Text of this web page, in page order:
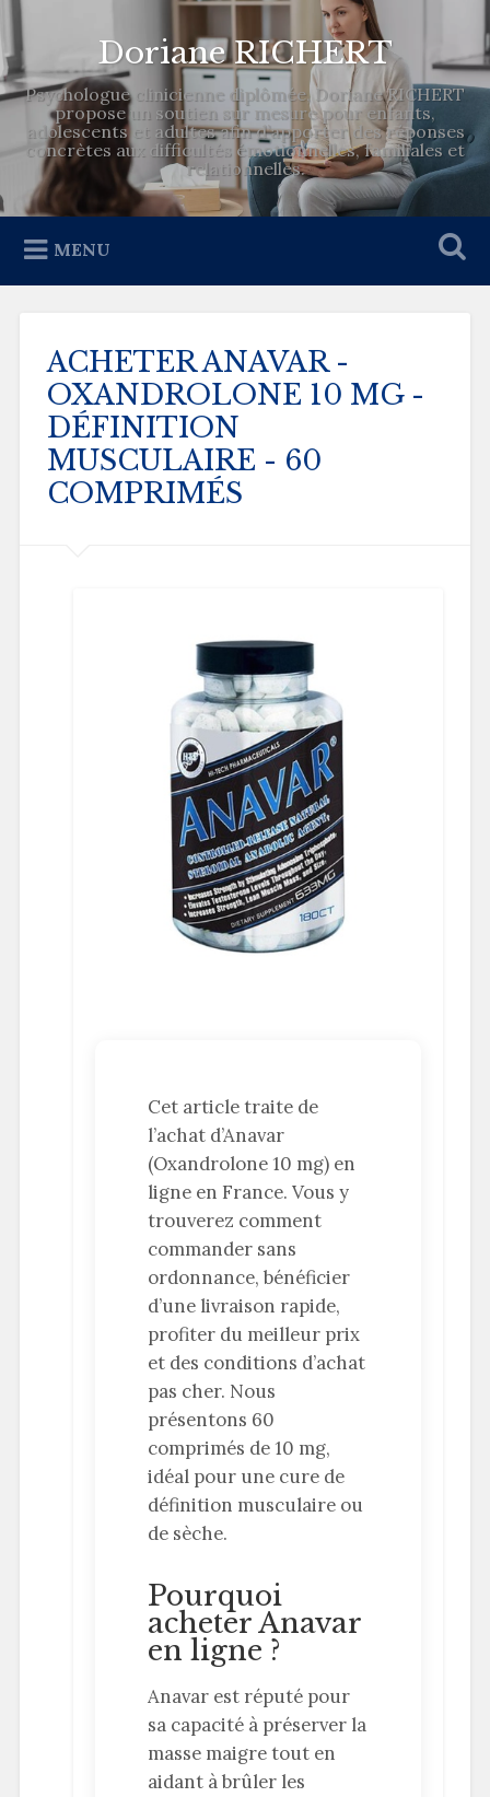
Doriane RICHERT
Psychologue clinicienne diplômée, Doriane RICHERT
propose un soutien sur mesure pour enfants,
adolescents et adultes afin d’apporter des réponses
concrètes aux difficultés émotionnelles, familiales et
relationnelles.
MENU
ACHETER ANAVAR -
OXANDROLONE 10 MG -
DÉFINITION
MUSCULAIRE - 60
COMPRIMÉS
Cet article traite de
l’achat d’Anavar
(Oxandrolone 10 mg) en
ligne en France. Vous y
trouverez comment
commander sans
ordonnance, bénéficier
d’une livraison rapide,
profiter du meilleur prix
et des conditions d’achat
pas cher. Nous
présentons 60
comprimés de 10 mg,
idéal pour une cure de
définition musculaire ou
de sèche.
Pourquoi
acheter Anavar
en ligne ?
Anavar est réputé pour
sa capacité à préserver la
masse maigre tout en
aidant à brûler les